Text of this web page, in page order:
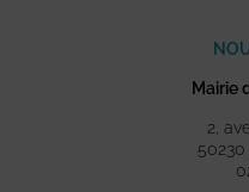
Mairie
2,